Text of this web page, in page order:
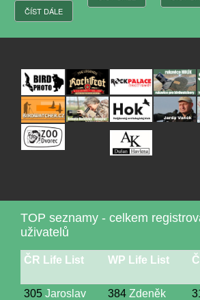
TOP seznamy - celkem
uživatelů
ČR Life List WP Life List
305 Jaroslav
384 Zdeněk